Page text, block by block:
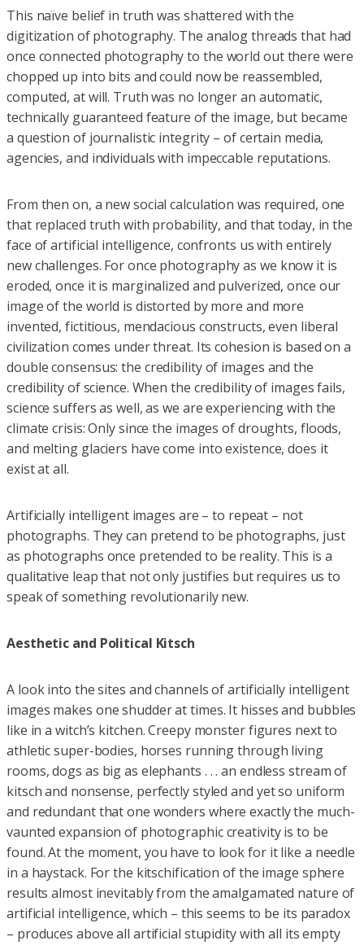
This naïve belief in truth was shattered with the
digitization of photography. The analog threads that had
once connected photography to the world out there were
chopped up into bits and could now be reassembled,
computed, at will. Truth was no longer an automatic,
technically guaranteed feature of the image, but became
a question of journalistic integrity – of certain media,
agencies, and individuals with impeccable reputations.
From then on, a new social calculation was required, one
that replaced truth with probability, and that today, in the
face of artificial intelligence, confronts us with entirely
new challenges. For once photography as we know it is
eroded, once it is marginalized and pulverized, once our
image of the world is distorted by more and more
invented, fictitious, mendacious constructs, even liberal
civilization comes under threat. Its cohesion is based on a
double consensus: the credibility of images and the
credibility of science. When the credibility of images fails,
science suffers as well, as we are experiencing with the
climate crisis: Only since the images of droughts, floods,
and melting glaciers have come into existence, does it
exist at all.
Artificially intelligent images are – to repeat – not
photographs. They can pretend to be photographs, just
as photographs once pretended to be reality. This is a
qualitative leap that not only justifies but requires us to
speak of something revolution­arily new.
Aesthetic and Political Kitsch
A look into the sites and channels of artificially intelligent
images makes one shudder at times. It hisses and bubbles
like in a witch’s kitchen. Creepy monster figures next to
athletic super-bodies, horses running through living
rooms, dogs as big as elephants . . . an endless stream of
kitsch and nonsense, perfectly styled and yet so uniform
and redundant that one wonders where exactly the much-
vaunted expansion of photographic creativity is to be
found. At the moment, you have to look for it like a needle
in a haystack. For the kitschification of the image sphere
results almost inevitably from the amalgamated nature of
artificial intelligence, which – this seems to be its paradox
– produces above all artificial stupidity with all its empty